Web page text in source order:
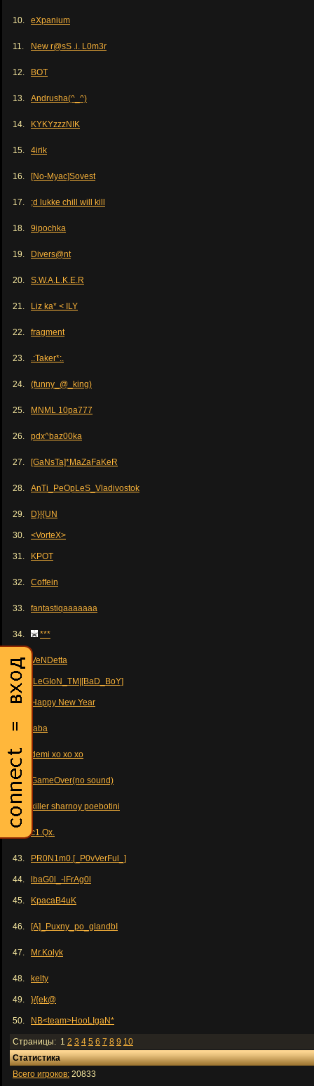
10. eXpanium
11. New r@sS .i. L0m3r
12. BOT
13. Andrusha(^_^)
14. KYKYzzzNIK
15. 4irik
16. [No-Myac]Sovest
17. ;d lukke chill will kill
18. 9ipochka
19. Divers@nt
20. S.W.A.L.K.E.R
21. Liz ka* < ILY
22. fragment
23. .:Taker*:.
24. (funny_@_king)
25. MNML 10pa777
26. pdx^baz00ka
27. [GaNsTa]*MaZaFaKeR
28. AnTi_PeOpLeS_Vladivostok
29. D}!{UN
30. <VorteX>
31. KPOT
32. Coffein
33. fantastiqaaaaaaa
34. ***
35. VeNDetta
36. |LeGIoN_TM|[BaD_BoY]
37. Happy New Year
38. jaba
39. demi xo xo xo
40. GameOver(no sound)
41. killer sharnoy poebotini
c1.Qx.
43. PR0N1m0.[_P0vVerFul_]
44. lbaG0l_-lFrAg0l
45. KpacaB4uK
46. [A]_Puxny_po_glandbI
47. Mr.Kolyk
48. kelty
49. }/{ek@
50. NB<team>HooLIgaN*
Страницы: 1 2 3 4 5 6 7 8 9 10
Статистика
Всего игроков: 20833